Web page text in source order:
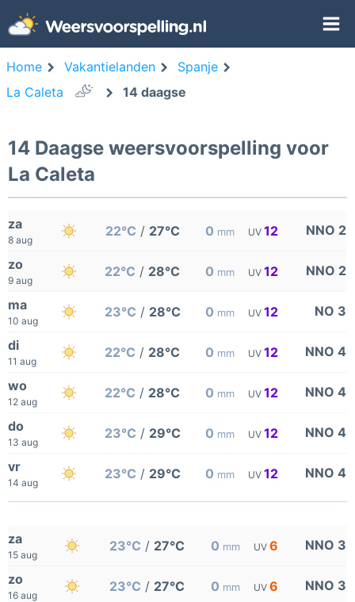
Home Vakantielanden
Spanje
La Caleta
14 daagse
14 Daagse weersvoorspelling voor
La Caleta
za
8 aug
22°C / 27°C 0 mm UV 12 NNO 2
zo
9 aug
22°C / 28°C 0 mm UV 12 NNO 2
ma
10 aug
23°C / 28°C 0 mm UV 12 NO 3
di
11 aug
22°C / 28°C 0 mm UV 12 NNO 4
wo
12 aug
22°C / 28°C 0 mm UV 12 NNO 4
do
13 aug
23°C / 29°C 0 mm UV 12 NNO 4
vr
14 aug
23°C / 29°C 0 mm UV 12 NNO 4
za
15 aug
23°C / 27°C 0 mm UV 6 NNO 3
zo
16 aug
23°C / 27°C 0 mm UV 6 NNO 3